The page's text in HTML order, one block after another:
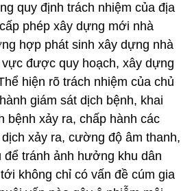
quy định trách nhiệm của địa
phép xây dựng mới nhà
hợp phát sinh xây dựng nhà
được quy hoạch, xây dựng
hiện rõ trách nhiệm của chủ
giám sát dịch bệnh, khai
bệnh xảy ra, chấp hành các
xảy ra, cường độ âm thanh,
để tránh ảnh hưởng khu dân
không chỉ có vấn đề cúm gia